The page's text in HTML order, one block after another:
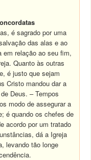
é sagrado por uma
das alas e ao
em relação ao seu fim,
Quanto às outras
é justo que sejam
Cristo mandou dar a
Deus. – Tempos
modo de assegurar a
é quando os chefes de
acordo por um tratado
dá a Igreja
levando tão longe